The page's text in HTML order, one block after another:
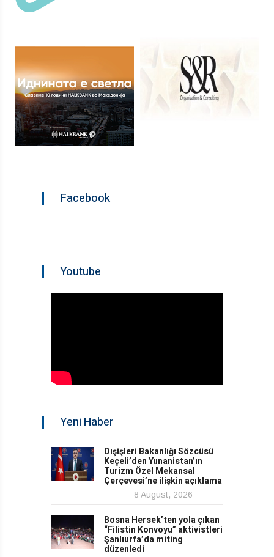
Facebook
Youtube
Yeni Haber
Dışişleri Bakanlığı Sözcüsü
Keçeli’den Yunanistan’ın
Turizm Özel Mekansal
Çerçevesi’ne ilişkin açıklama
8 August, 2026
Bosna Hersek’ten yola çıkan
“Filistin Konvoyu” aktivistleri
Şanlıurfa’da miting
düzenledi